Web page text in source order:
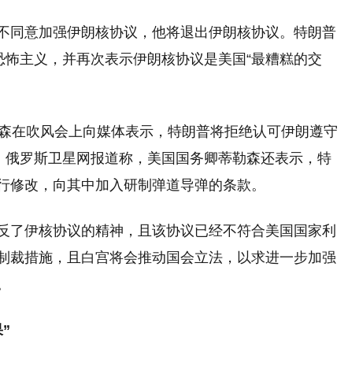
同意加强伊朗核协议，他将退出伊朗核协议。特朗普
主义，并再次表示伊朗核协议是美国“最糟糕的交
在吹风会上向媒体表示，特朗普将拒绝认可伊朗遵守
罗斯卫星网报道称，美国国务卿蒂勒森还表示，特
改，向其中加入研制弹道导弹的条款。
了伊核协议的精神，且该协议已经不符合美国国家利
裁措施，且白宫将会推动国会立法，以求进一步加强